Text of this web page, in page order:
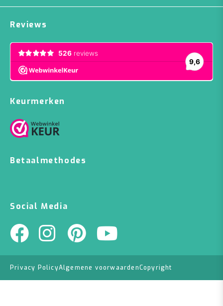
Reviews
Keurmerken
Betaalmethodes
Social Media
Privacy PolicyAlgemene voorwaardenCopyright